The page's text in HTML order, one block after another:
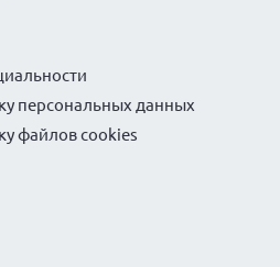
персональных данных
файлов cookies